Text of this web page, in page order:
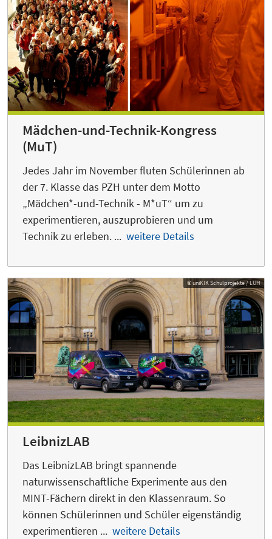
Mädchen-und-Technik-Kongress
(MuT)
Jedes Jahr im November fluten Schülerinnen ab
der 7. Klasse das PZH unter dem Motto
„Mädchen*-und-Technik - M*uT“ um zu
experimentieren, auszuprobieren und um
Technik zu erleben. ... weitere Details
© uniKIK Schulprojekte / LUH
LeibnizLAB
Das LeibnizLAB bringt spannende
naturwissenschaftliche Experimente aus den
MINT-Fächern direkt in den Klassenraum. So
können Schülerinnen und Schüler eigenständig
experimentieren ... weitere Details